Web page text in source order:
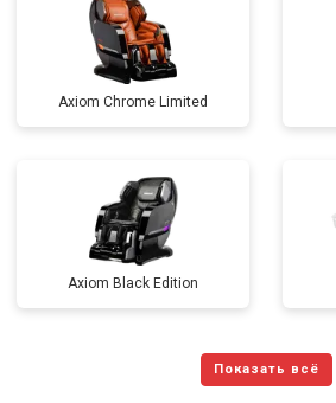
Axiom Chrome Limited
Axiom Black Edition